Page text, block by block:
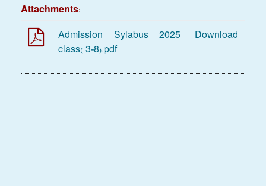
Attachments:
Admission Sylabus 2025
class( 3-8).pdf
Download